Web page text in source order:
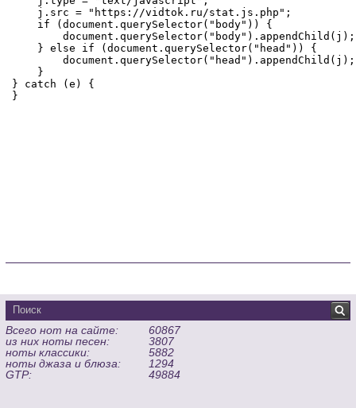
Всего нот на сайте:
60867
из них ноты песен:
3807
ноты классики:
5882
ноты джаза и блюза:
1294
GTP:
49884